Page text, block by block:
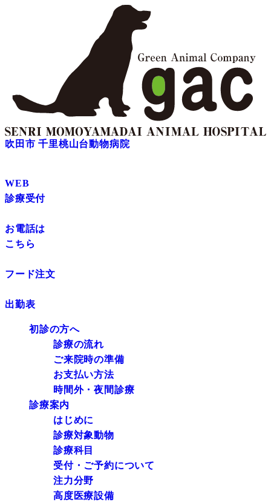
吹田市 千里桃山台動物病院
WEB
診療受付
お電話は
こちら
フード注文
出勤表
初診の方へ
診療の流れ
ご来院時の準備
お支払い方法
時間外・夜間診療
診療案内
はじめに
診療対象動物
診療科目
受付・ご予約について
注力分野
高度医療設備